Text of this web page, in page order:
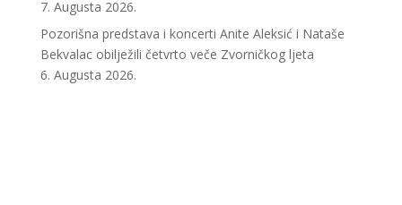
7. Augusta 2026.
Pozorišna predstava i koncerti Anite Aleksić i Nataše
Bekvalac obilježili četvrto veče Zvorničkog ljeta
6. Augusta 2026.